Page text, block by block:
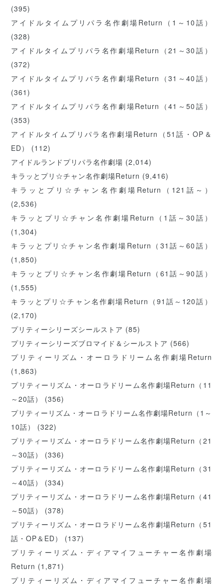
(395)
アイドルタイムプリパラ名作劇場Return（1～10話）
(328)
アイドルタイムプリパラ名作劇場Return（21～30話）
(372)
アイドルタイムプリパラ名作劇場Return（31～40話）
(361)
アイドルタイムプリパラ名作劇場Return（41～50話）
(353)
アイドルタイムプリパラ名作劇場Return（51話・OP＆
ED）
(112)
アイドルランドプリパラ名作劇場 (2,014)
キラッとプリ☆チャン名作劇場Return (9,416)
キラッとプリ☆チャン名作劇場Return（121話～）
(2,536)
キラッとプリ☆チャン名作劇場Return（1話～30話）
(1,304)
キラッとプリ☆チャン名作劇場Return（31話～60話）
(1,850)
キラッとプリ☆チャン名作劇場Return（61話～90話）
(1,555)
キラッとプリ☆チャン名作劇場Return（91話～120話）
(2,170)
プリティーシリーズシールストア (85)
プリティーシリーズブロマイド＆シールストア (566)
プリティーリズム・オーロラドリーム名作劇場Return
(1,863)
プリティーリズム・オーロラドリーム名作劇場Return（11
～20話）
(356)
プリティーリズム・オーロラドリーム名作劇場Return（1～
10話）
(322)
プリティーリズム・オーロラドリーム名作劇場Return（21
～30話）
(336)
プリティーリズム・オーロラドリーム名作劇場Return（31
～40話）
(334)
プリティーリズム・オーロラドリーム名作劇場Return（41
～50話）
(378)
プリティーリズム・オーロラドリーム名作劇場Return（51
話・OP＆ED）
(137)
プリティーリズム・ディアマイフューチャー名作劇場
Return (1,871)
プリティーリズム・ディアマイフューチャー名作劇場